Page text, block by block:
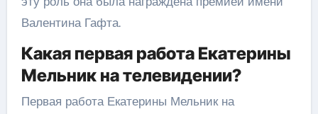
Валентина Гафта.
Какая первая работа Екатерины
Мельник на телевидении?
Первая работа Екатерины Мельник на